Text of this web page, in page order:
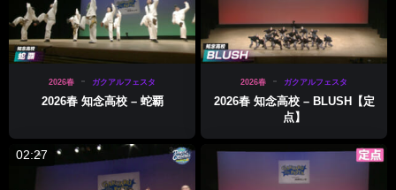
2026春 ガクアルフェスタ
2026春 知念高校 – 蛇覇
2026春 ガクアルフェスタ
2026春 知念高校 – BLUSH【定
点】
02:27